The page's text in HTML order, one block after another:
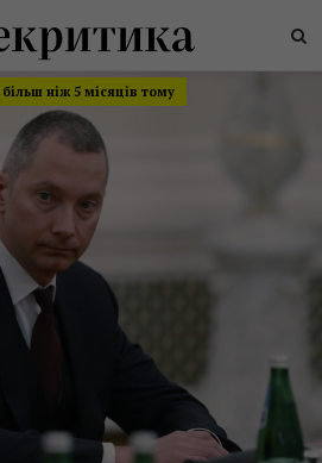
більш ніж 5 місяців тому